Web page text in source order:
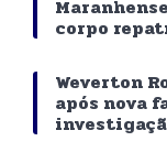
corpo
Weverton
após nova